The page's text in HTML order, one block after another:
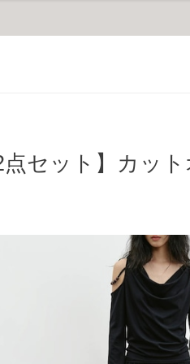
点セット】カッ